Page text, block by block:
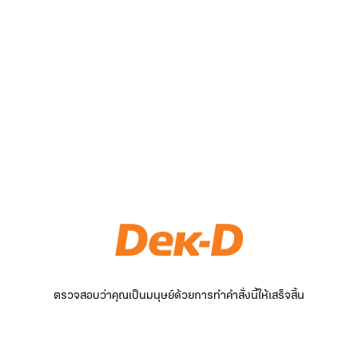
ตรวจสอบว่าคุณเป็นมนุษย์ด้วยการทำคำสั่งนี้ให้เสร็จสิ้น